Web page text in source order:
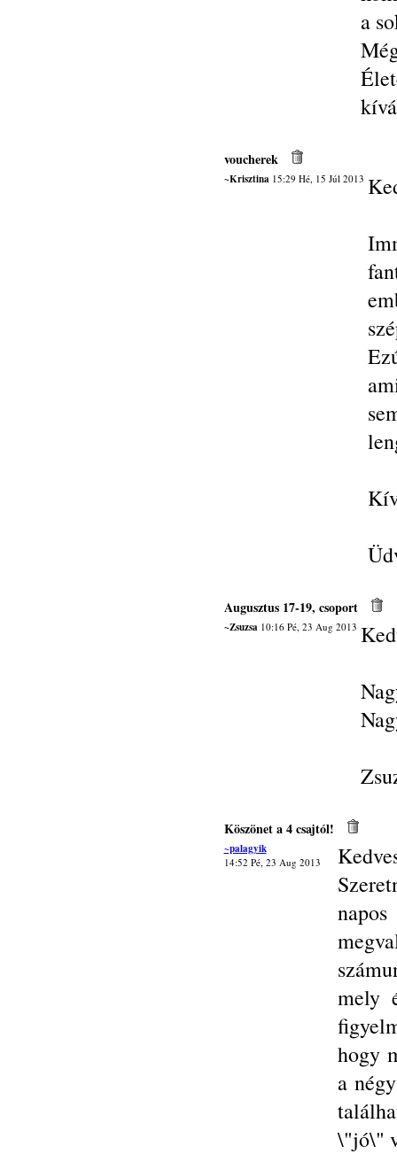
a
voucherek
~Krisztina15:29 Hé, 15 Júl 2013
Augusztus 17-19, csoport
~Zsuzsa10:16 Pé, 23 Aug 2013
Köszönet a 4 csajtól!
~palagyik
14:52 Pé, 23 Aug 2013
mely
hogy
a
\"jó\"